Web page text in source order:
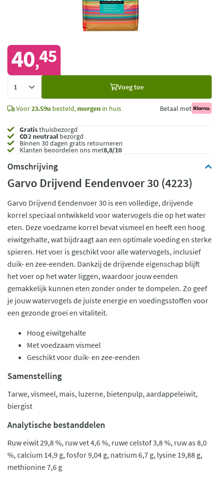
40,45
Voeg toe
Voor23.59u besteld, morgen in huis Betaal met
Gratisthuisbezorgd
CO2 neutraal bezorgd
Binnen 30 dagen gratis retourneren
Klanten beoordelen ons met8,8/10
Omschrijving
Garvo Drijvend Eendenvoer 30 (4223)
Garvo Drijvend Eendenvoer 30 is een volledige, drijvende
korrel speciaal ontwikkeld voor watervogels die op het water
eten. Deze voedzame korrel bevat vismeel en heeft een hoog
eiwitgehalte, wat bijdraagt aan een optimale voeding en sterke
spieren. Het voer is geschikt voor alle watervogels, inclusief
duik- en zee-eenden. Dankzij de drijvende eigenschap blijft
het voer op het water liggen, waardoor jouw eenden
gemakkelijk kunnen eten zonder onder te dompelen. Zo geef
je jouw watervogels de juiste energie en voedingsstoffen voor
een gezonde groei en vitaliteit.
Hoog eiwitgehalte
Met voedzaam vismeel
Geschikt voor duik- en zee-eenden
Samenstelling
Tarwe, vismeel, mais, luzerne, bietenpulp, aardappeleiwit,
biergist
Analytische bestanddelen
Ruw eiwit 29,8 %, ruw vet 4,6 %, ruwe celstof 3,8 %, ruw as 8,0
%, calcium 14,9 g, fosfor 9,04 g, natrium 6,7 g, lysine 19,88 g,
methionine 7,6 g